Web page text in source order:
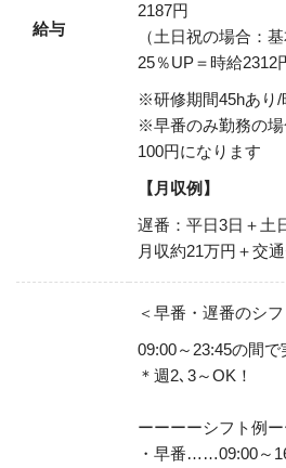
給与
2187円
（土日祝の場合：
25％UP＝時給2312
※研修期間45hあり/
※早番のみ勤務の場
100円になります
【月収例】
遅番：平日3日＋土
月収約21万円＋交
＜早番・遅番のシフ
09:00～23:45の間で
＊週2､3～OK！
ーーーーシフト例
・早番……09:00～